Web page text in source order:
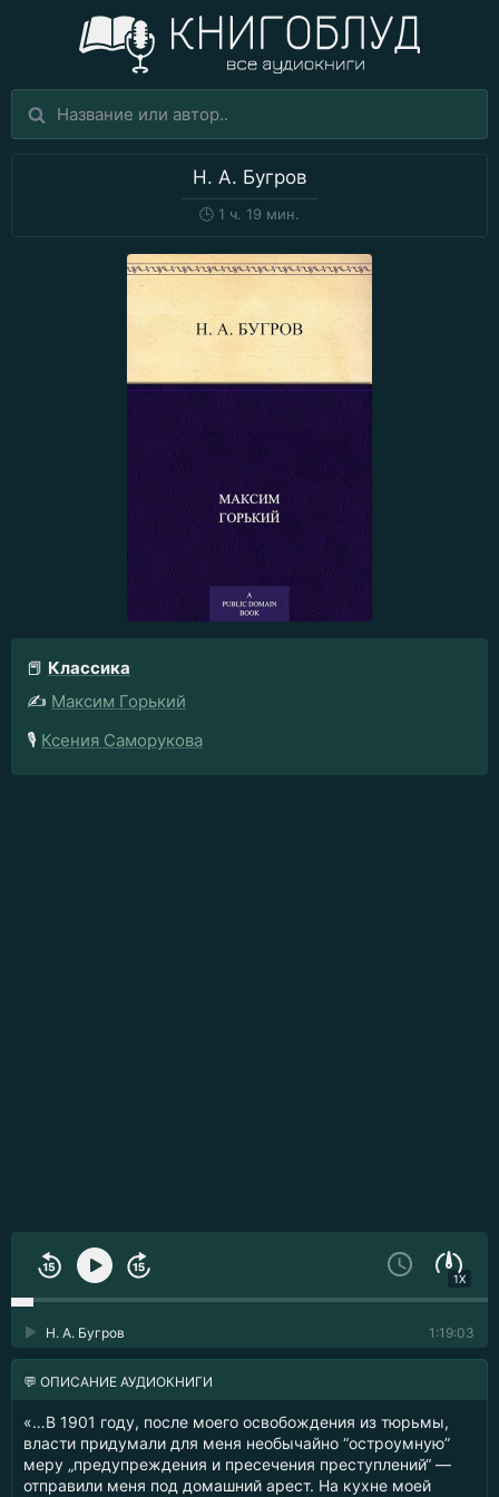
Н. А. Бугров
🕒 1 ч. 19 мин.
📕 Классика
✍️ Максим Горький
🎙️ Ксения Саморукова
1X
1:19:03
Н. А. Бугров
💬 ОПИСАНИЕ АУДИОКНИГИ
«…В 1901 году, после моего освобождения из тюрьмы,
власти придумали для меня необычайно “остроумную”
меру „предупреждения и пресечения преступлений“ —
отправили меня под домашний арест. На кухне моей